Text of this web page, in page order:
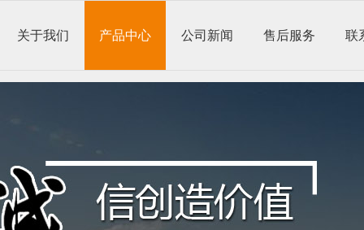
关于我们 产品中心 公司新闻 售后服务 联